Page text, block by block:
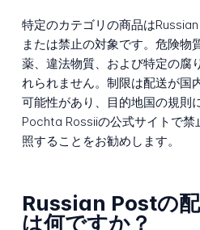
特定のカテゴリの商品は
または禁止の対象です。危険物
薬、違法物質、および特定の腐
れられません。制限は配送が国
可能性があり、目的地国の規則
Pochta Rossiiの公式サイトで
照することをお勧めします。
Russian Postの
は何ですか？